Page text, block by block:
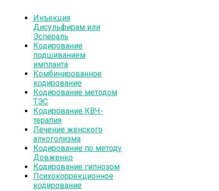
Инъекция
Дисульфирам или
Эспераль
Кодирование
подшиванием
импланта
Комбинированное
кодирование
Кодирование методом
ТЭС
Кодирование КВЧ-
терапия
Лечение женского
алкоголизма
Кодирование по методу
Довженко
Кодирование гипнозом
Психокоррекционное
кодирование